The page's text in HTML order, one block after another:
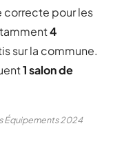
pour les
4
sur la commune.
1 salon de
Équipements 2024